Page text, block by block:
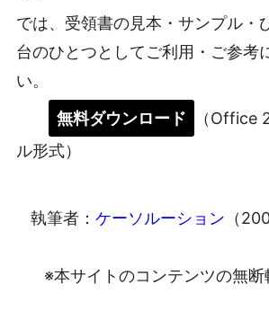
では、受領書の見本・サンプル・
台のひとつとしてご利用・ご参考
い。
無料ダウンロード
（Office
ル形式）
執筆者： ケーソルーション （
※本サイトのコンテンツの無